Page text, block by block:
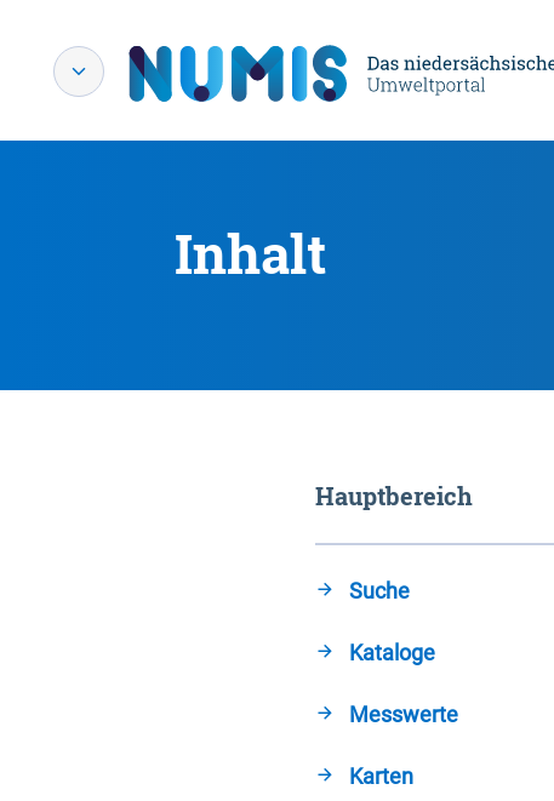
Inhalt
Hauptbereich
Suche
Kataloge
Messwerte
Karten